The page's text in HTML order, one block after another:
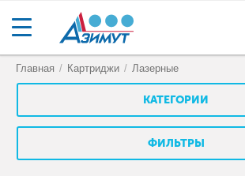
Главная / Картриджи / Лазерные
КАТЕГОРИИ
ФИЛЬТРЫ